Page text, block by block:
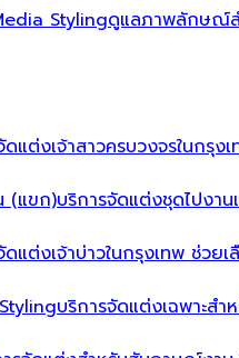
Stylingดูแลภาพลักษณ์ส
ดแต่งเจ้าสาวครบวงจรในก
(แขก)บริการจัดแต่งชุดไปงา
ดแต่งเจ้าบ่าวในกรุงเทพ ช่วย
บริการจัดแต่งเฉพาะส